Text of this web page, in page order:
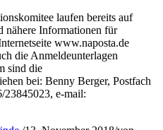
laufen bereits auf
nähere Informationen für
www.naposta.de
die Anmeldeunterlagen
sind die
bei: Benny Berger, Postfach
e-mail: